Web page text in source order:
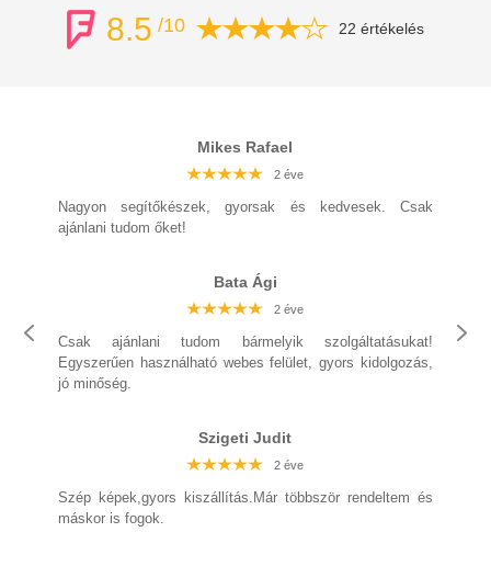
8.5 /10 22 értékelés
Mikes Rafael
2 éve
Nagyon segítőkészek, gyorsak és kedvesek. Csak
ajánlani tudom őket!
Bata Ági
2 éve
Csak ajánlani tudom bármelyik szolgáltatásukat!
Egyszerűen használható webes felület, gyors kidolgozás,
jó minőség.
Szigeti Judit
2 éve
Szép képek,gyors kiszállítás.Már többször rendeltem és
máskor is fogok.
2 éve
2 éve
2 éve
2 éve
2 éve
2 éve
2 éve
2 éve
2 éve
2 éve
2 éve
2 éve
2 éve